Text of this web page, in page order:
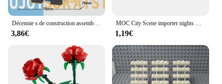
Décennie s de construction assemblés amusants, Gojo Satoru Xia Youjie, blocs de puzzle japonais, jeu d'attaque de seau, jouets de loisirs
3,86€
MOC City Scene importer nights Mini jouet, aspirateur, machine à laver, réfrigérateur, lit, canapé, console de jeu, briques, meubles, TV, K028
1,19€